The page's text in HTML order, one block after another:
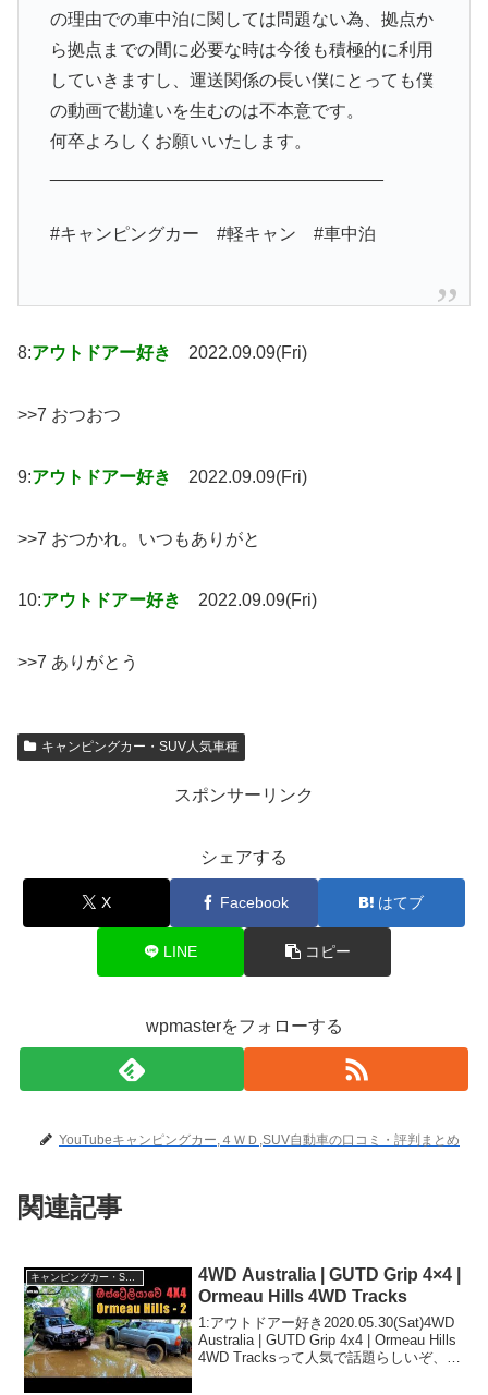
の理由での車中泊に関しては問題ない為、拠点か
ら拠点までの間に必要な時は今後も積極的に利用
していきますし、運送関係の長い僕にとっても僕
の動画で勘違いを生むのは不本意です。
何卒よろしくお願いいたします。
#キャンピングカー #軽キャン #車中泊
8:アウトドアー好き 2022.09.09(Fri)
>>7 おつおつ
9:アウトドアー好き 2022.09.09(Fri)
>>7 おつかれ。いつもありがと
10:アウトドアー好き 2022.09.09(Fri)
>>7 ありがとう
キャンピングカー・SUV人気車種
スポンサーリンク
シェアする
X Facebook はてブ
LINE コピー
wpmasterをフォローする
YouTubeキャンピングカー,４ＷＤ,SUV自動車の口コミ・評判まとめ
関連記事
4WD Australia | GUTD Grip 4×4 |
Ormeau Hills 4WD Tracks
1:アウトドアー好き2020.05.30(Sat)4WD
Australia | GUTD Grip 4x4 | Ormeau Hills
4WD Tracksって人気で話題らしいぞ、見